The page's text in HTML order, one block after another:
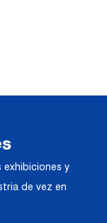
exhibiciones y
de vez en